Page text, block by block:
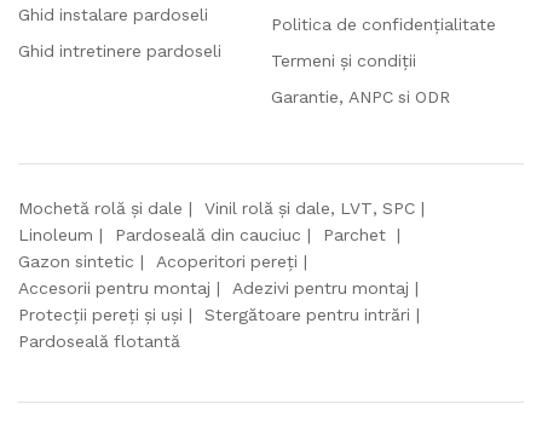
Ghid instalare pardoseli
Ghid intretinere pardoseli
Politica de confidențialitate
Termeni și condiții
Garantie, ANPC si ODR
Mochetă rolă și dale
Vinil rolă și dale, LVT, SPC
Linoleum
Pardoseală din cauciuc
Parchet
Gazon sintetic
Acoperitori pereți
Accesorii pentru montaj
Adezivi pentru montaj
Protecții pereți și uși
Stergătoare pentru intrări
Pardoseală flotantă